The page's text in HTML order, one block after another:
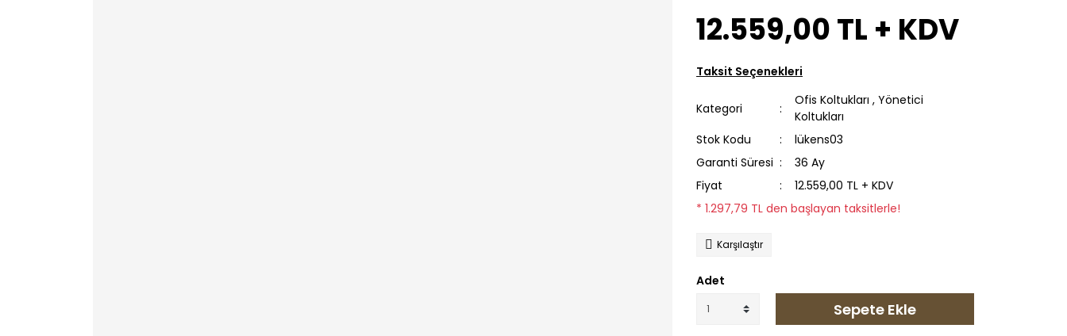
12.559,00 TL + KDV
Taksit Seçenekleri
Kategori
Ofis Koltukları , Yönetici
Koltukları
Stok Kodu
lükens03
Garanti Süresi
36 Ay
Fiyat
12.559,00 TL + KDV
* 1.297,79 TL den başlayan taksitlerle!
Karşılaştır
Adet
Sepete Ekle